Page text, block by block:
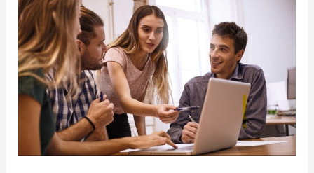
El
coste
de
la
atención
fragmentada